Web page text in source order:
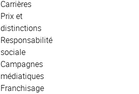
Carrières
Prix et
distinctions
Responsabilité
sociale
Campagnes
médiatiques
Franchisage